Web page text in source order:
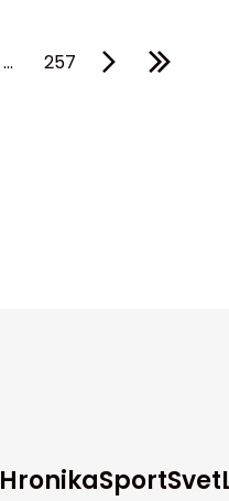
... 257
HronikaSportSvet